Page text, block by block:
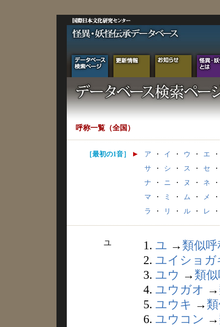
呼称一覧（全国）
［最初の1音］ ア ・ イ ・ ウ ・ エ
・
サ
・ シ ・ ス ・ セ
・
ナ
・ ニ ・ ヌ ・ ネ
・
マ
・ ミ ・ ム ・ メ
・
ラ
・ リ ・ ル ・ レ ・
ユ 1. ユ → 類似
2. ユイショガ
3. ユウ → 類
4. ユウガオ →
5. ユウキ →
6. ユウコン →